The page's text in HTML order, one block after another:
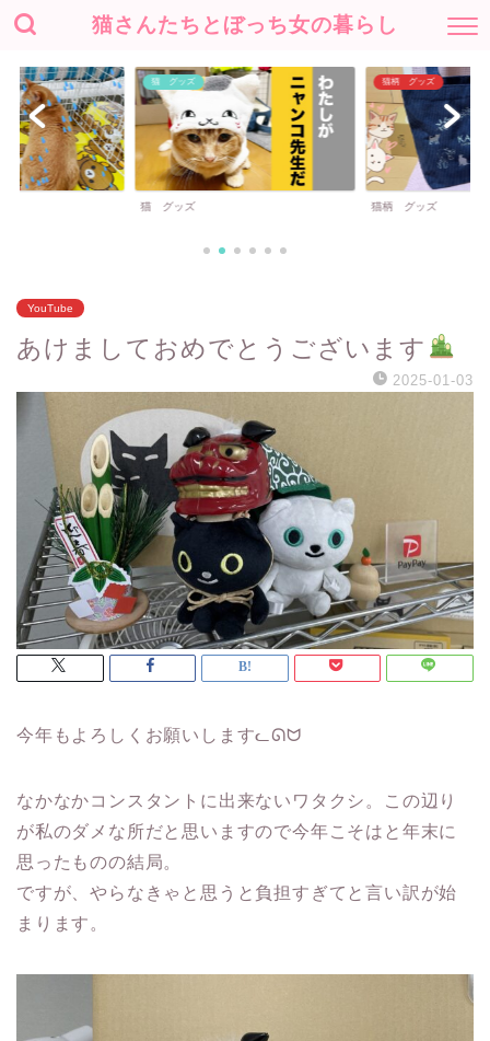
猫さんたちとぼっち女の暮らし
猫 グッズ
猫 グッズ
猫柄 グッズ
猫柄 グッズ
YouTube
あけましておめでとうございます
2025-01-03
今年もよろしくお願いしますᓚᘏᗢ
なかなかコンスタントに出来ないワタクシ。この辺り
が私のダメな所だと思いますので今年こそはと年末に
思ったものの結局。
ですが、やらなきゃと思うと負担すぎてと言い訳が始
まります。